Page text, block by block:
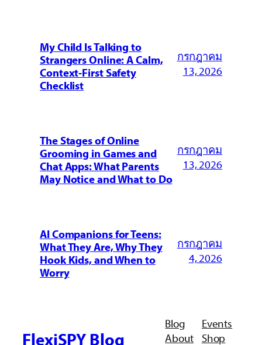
My Child Is Talking to
Strangers Online: A Calm,
Context-First Safety
Checklist
กรกฎาคม
13, 2026
The Stages of Online
Grooming in Games and
Chat Apps: What Parents
May Notice and What to Do
กรกฎาคม
13, 2026
AI Companions for Teens:
What They Are, Why They
Hook Kids, and When to
Worry
กรกฎาคม
4, 2026
FlexiSPY Blog
Blog
About
Events
Shop